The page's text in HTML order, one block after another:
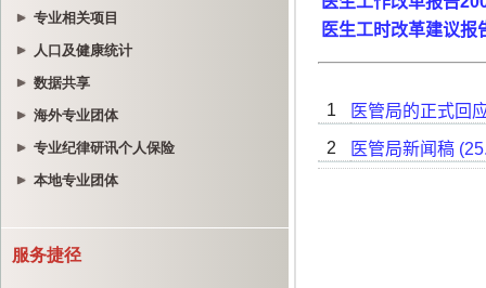
专业相关项目
人口及健康统计
数据共享
海外专业团体
专业纪律研讯个人保险
本地专业团体
服务捷径